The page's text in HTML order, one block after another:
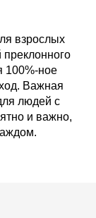
взрослых
преклонного
100%-ное
Важная
людей с
и важно,